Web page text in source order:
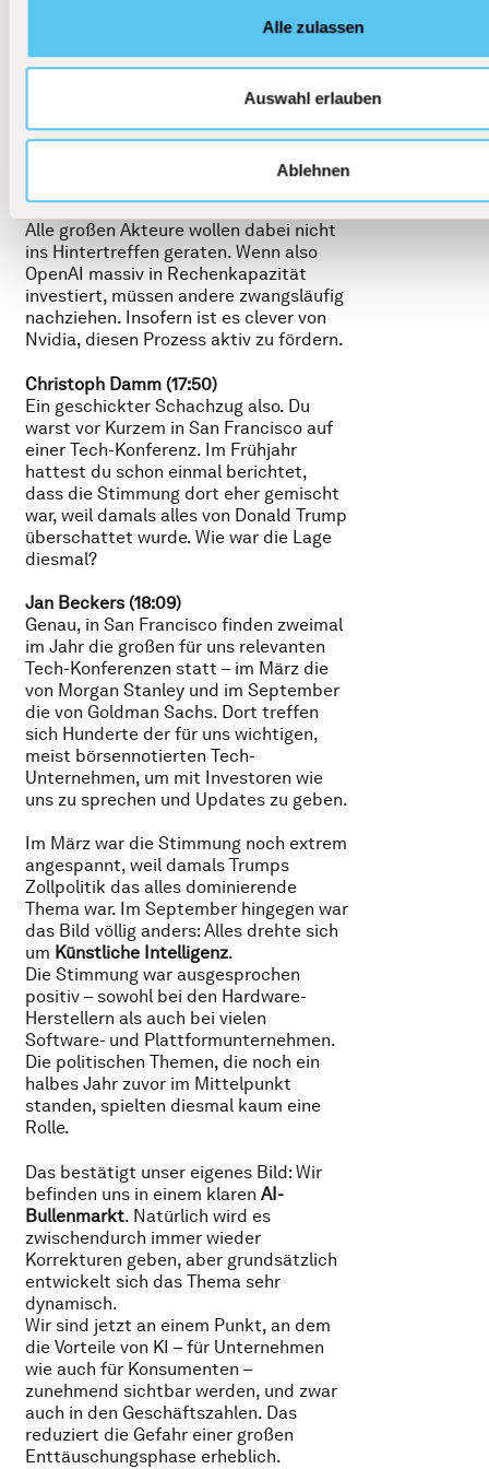
Alle zulassen
Auswahl erlauben
Ablehnen
Partnerschaft mit OpenAI haben dürfte.
Für Nvidia ist das strategisch sinnvoll,
denn es geht in diesem Rennen darum,
entwickelt – eine KI, die wiederum in
der Lage ist, sich selbst weiter zu
Alle großen Akteure wollen dabei nicht
ins Hintertreffen geraten. Wenn also
OpenAI massiv in Rechenkapazität
investiert, müssen andere zwangsläufig
nachziehen. Insofern ist es clever von
Nvidia, diesen Prozess aktiv zu fördern.
Christoph Damm (17:50)
Ein geschickter Schachzug also. Du
warst vor Kurzem in San Francisco auf
einer Tech-Konferenz. Im Frühjahr
hattest du schon einmal berichtet,
dass die Stimmung dort eher gemischt
war, weil damals alles von Donald Trump
überschattet wurde. Wie war die Lage
diesmal?
Jan Beckers (18:09)
Genau, in San Francisco finden zweimal
im Jahr die großen für uns relevanten
Tech-Konferenzen statt – im März die
von Morgan Stanley und im September
die von Goldman Sachs. Dort treffen
sich Hunderte der für uns wichtigen,
meist börsennotierten Tech-
Unternehmen, um mit Investoren wie
uns zu sprechen und Updates zu geben.
Im März war die Stimmung noch extrem
angespannt, weil damals Trumps
Zollpolitik das alles dominierende
Thema war. Im September hingegen war
das Bild völlig anders: Alles drehte sich
um Künstliche Intelligenz.
Die Stimmung war ausgesprochen
positiv – sowohl bei den Hardware-
Herstellern als auch bei vielen
Software- und Plattformunternehmen.
Die politischen Themen, die noch ein
halbes Jahr zuvor im Mittelpunkt
standen, spielten diesmal kaum eine
Rolle.
Das bestätigt unser eigenes Bild: Wir
befinden uns in einem klarenAI-
Bullenmarkt. Natürlich wird es
zwischendurch immer wieder
Korrekturen geben, aber grundsätzlich
entwickelt sich das Thema sehr
dynamisch.
Wir sind jetzt an einem Punkt, an dem
die Vorteile von KI – für Unternehmen
wie auch für Konsumenten –
zunehmend sichtbar werden, und zwar
auch in den Geschäftszahlen. Das
reduziert die Gefahr einer großen
Enttäuschungsphase erheblich.